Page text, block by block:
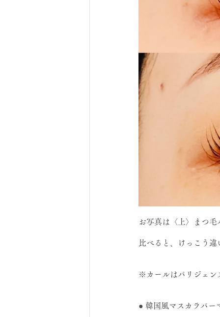
お写真は〈上〉まつ
比べると、けっこう
※カールはパリジェン
● 韓国風マスカラパー